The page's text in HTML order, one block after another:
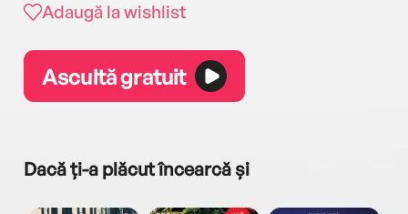
Adaugă la wishlist
Ascultă gratuit
Dacă ți-a plăcut încearcă și